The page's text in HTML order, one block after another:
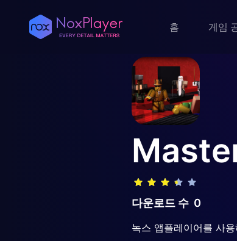
홈 게임
다운로드 수 0
녹스 앱플레이어를 사